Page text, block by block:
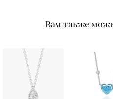
Вам также